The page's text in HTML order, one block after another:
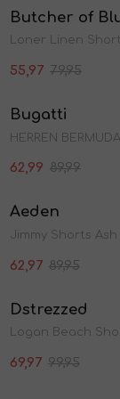
1/2
Butcher of
55,97 79,95
1/2
Bugatti
62,99 89,99
1/2
Aeden
Jimmy Shorts Ash
62,97 89,95
1 /2
Dstrezzed
69,97 99,95